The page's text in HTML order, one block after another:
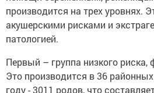
производится на трех уровнях.
акушерскими рисками и
патологией.
Первый – группа низкого риска,
Это производится в 36
году - 3011 родов, что